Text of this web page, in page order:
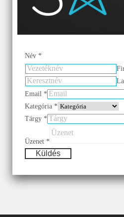
Név *
Email *
Kategória *
Tárgy *
Üzenet *
Küldés